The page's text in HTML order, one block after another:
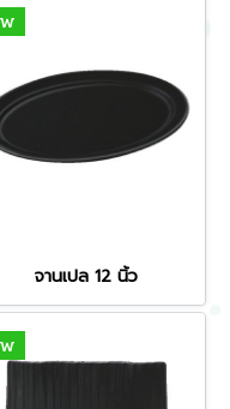
จานเปล 12 นิ้ว